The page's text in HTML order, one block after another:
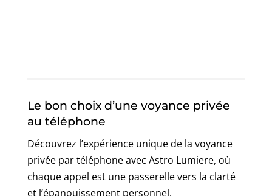
Le bon choix d’une voyance privée
au téléphone
Découvrez l’expérience unique de la voyance
privée par téléphone avec Astro Lumiere, où
chaque appel est une passerelle vers la clarté
et l’épanouissement personnel.